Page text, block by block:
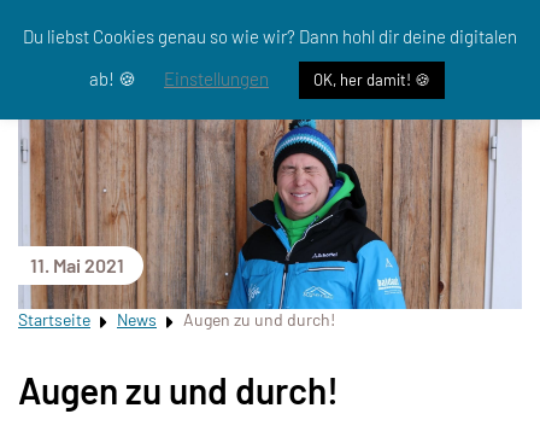
11. Mai 2021
Startseite News Augen zu und durch!
Augen zu und durch!
Du liebst Cookies genau so wie wir? Dann hohl dir deine digitalen
ab! 🍪
Einstellungen OK, her damit! 🍪